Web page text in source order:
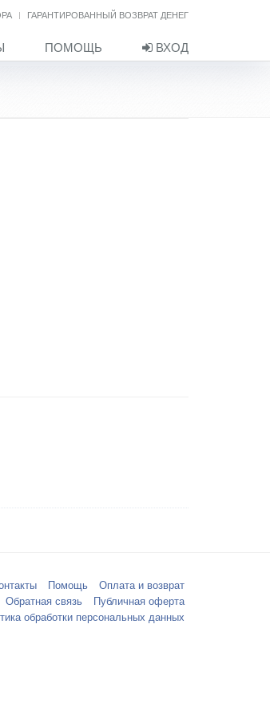
ГАРАНТИРОВАННЫЙ ВОЗВРАТ ДЕНЕГ
ПОМОЩЬ ВХОД
Помощь
Оплата и возврат
Обратная связь
Публичная оферта
обработки персональных данных